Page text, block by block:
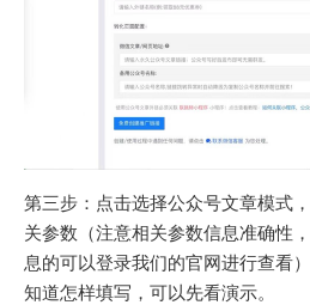
第三步：点击选择公众号文章模式
关参数（注意相关参数信息准确性
息的可以登录我们的官网进行查看
知道怎样填写，可以先看演示。